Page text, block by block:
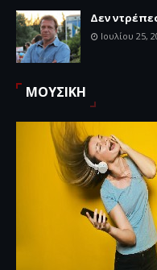
Δεν
Ιουλίου 25,
ΜΟΥΣΙΚΗ